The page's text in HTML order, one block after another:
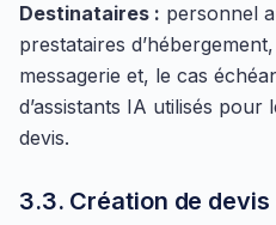
Destinataires : personnel
prestataires
messagerie et, le cas
d’assistants IA utilisés pour
devis.
3.3. Création de